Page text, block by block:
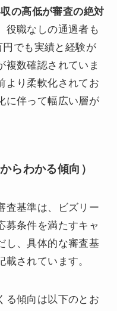
の高低が審査の絶対
役職なしの通過者も
でも実績と経験が
複数確認されていま
より柔軟化されてお
に伴って幅広い層が
らわかる傾向）
査基準は、ビズリー
募条件を満たすキャ
し、具体的な審査基
されています。
る傾向は以下のとお